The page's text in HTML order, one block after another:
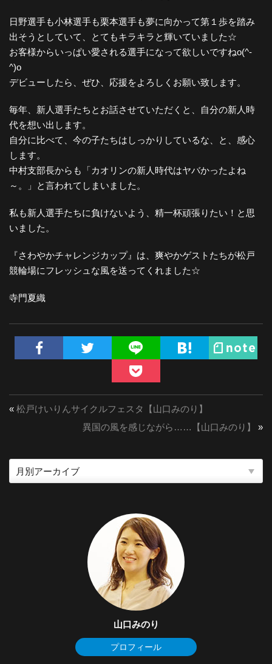
日野選手も小林選手も栗本選手も夢に向かって第１歩を踏み
出そうとしていて、とてもキラキラと輝いていました☆
お客様からいっぱい愛される選手になって欲しいですねo(^-
^)o
デビューしたら、ぜひ、応援をよろしくお願い致します。
毎年、新人選手たちとお話させていただくと、自分の新人時
代を想い出します。
自分に比べて、今の子たちはしっかりしているな、と、感心
します。
中村支部長からも「カオリンの新人時代はヤバかったよね
～。」と言われてしまいました。
私も新人選手たちに負けないよう、精一杯頑張りたい！と思
いました。
『さわやかチャレンジカップ』は、爽やかゲストたちが松戸
競輪場にフレッシュな風を送ってくれました☆
寺門夏織
« 松戸けいりんサイクルフェスタ【山口みのり】
異国の風を感じながら……【山口みのり】
»
山口みのり
プロフィール